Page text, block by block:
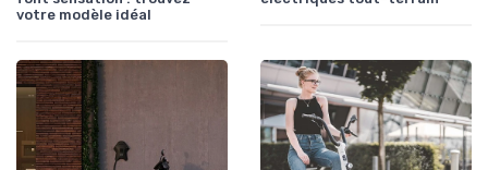
votre modèle idéal